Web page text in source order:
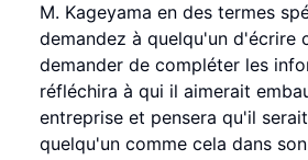
M. Kageyama en des termes
demandez à quelqu'un d'écrire
demander de compléter les
réfléchira à qui il aimerait
entreprise et pensera qu'il
quelqu'un comme cela dans